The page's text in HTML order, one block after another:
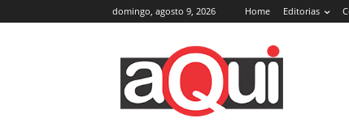
domingo, agosto 9, 2026 Home Editorias